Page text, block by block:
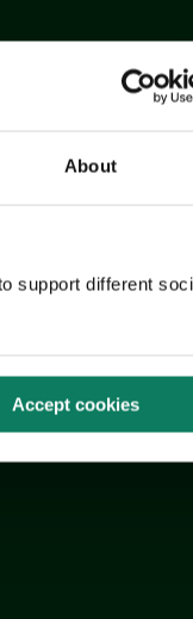
About
support different
Accept cookies